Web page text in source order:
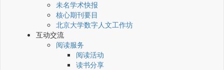
未名学术快报
核心期刊要目
北京大学数字人文工作坊
互动交流
阅读服务
阅读活动
读书分享